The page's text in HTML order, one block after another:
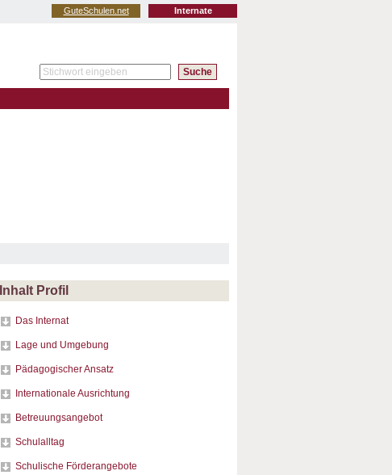
Internate
GuteSchulen.net
Inhalt Profil
Das Internat
Lage und Umgebung
Pädagogischer Ansatz
Internationale Ausrichtung
Betreuungsangebot
Schulalltag
Schulische Förderangebote